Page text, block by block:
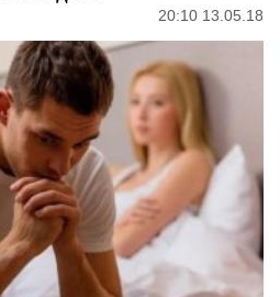
20:10 13.05.18